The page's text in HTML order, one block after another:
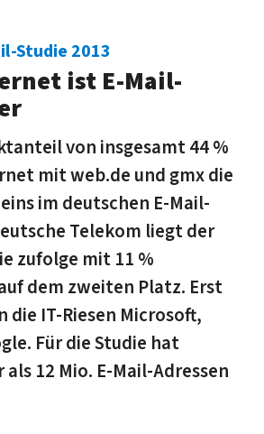
Studie 2013
ist E-Mail-
von insgesamt 44 %
mit web.de und gmx die
im deutschen E-Mail-
Telekom liegt der
zufolge mit 11 %
dem zweiten Platz. Erst
IT-Riesen Microsoft,
Für die Studie hat
12 Mio. E-Mail-Adressen